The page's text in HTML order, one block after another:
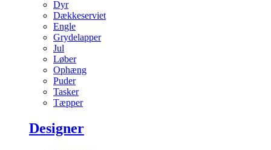
Dyr
Dækkeserviet
Engle
Grydelapper
Jul
Løber
Ophæng
Puder
Tasker
Tæpper
Designer